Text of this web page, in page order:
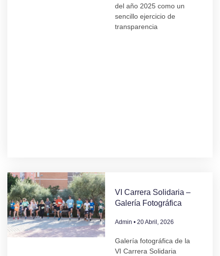
del año 2025 como un
sencillo ejercicio de
transparencia
VI Carrera Solidaria –
Galería Fotográfica
Admin 20 Abril, 2026
Galería fotográfica de la
VI Carrera Solidaria